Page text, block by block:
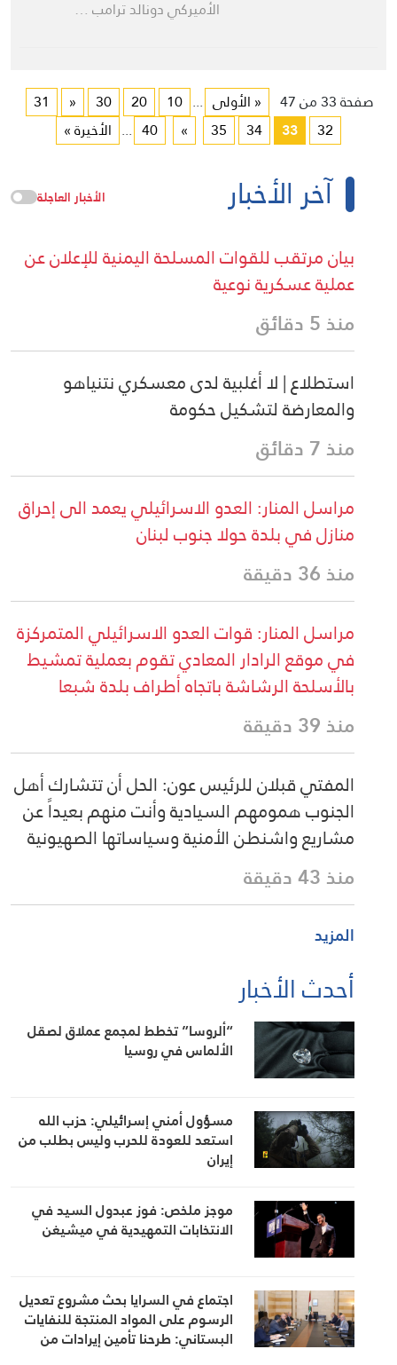
الأميركي دونالد ترامب …
صفحة 33 من 47 « الأولى ...
10
20
30
«
31
32
33
34
35
»
40
... الأخيرة »
آخر الأخبار الأخبار العاجلة
بيان مرتقب للقوات المسلحة اليمنية للإعلان عن
عملية عسكرية نوعية
منذ 5 دقائق
استطلاع | لا أغلبية لدى معسكري نتنياهو
والمعارضة لتشكيل حكومة
منذ 7 دقائق
مراسل المنار: العدو الاسرائيلي يعمد الى إحراق
منازل في بلدة حولا جنوب لبنان
منذ 36 دقيقة
مراسل المنار: قوات العدو الاسرائيلي المتمركزة
في موقع الرادار المعادي تقوم بعملية تمشيط
بالأسلحة الرشاشة باتجاه أطراف بلدة شبعا
منذ 39 دقيقة
المفتي قبلان للرئيس عون: الحل أن تتشارك أهل
الجنوب همومهم السيادية وأنت منهم بعيداً عن
مشاريع واشنطن الأمنية وسياساتها الصهيونية
منذ 43 دقيقة
المزيد
أحدث الأخبار
“ألروسا” تخطط لمجمع عملاق لصقل
الألماس في روسيا
مسؤول أمني إسرائيلي: حزب الله
استعد للعودة للحرب وليس بطلب من
إيران
موجز ملخص: فوز عبدول السيد في
الانتخابات التمهيدية في ميشيغن
اجتماع في السرايا بحث مشروع تعديل
الرسوم على المواد المنتجة للنفايات
البستاني: طرحنا تأمين إيرادات من